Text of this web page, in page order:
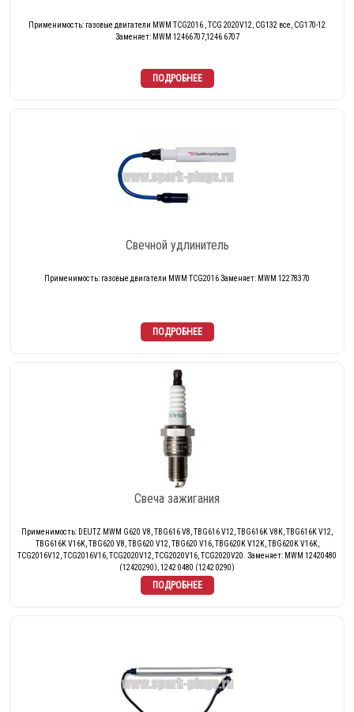
Применимость: газовые двигатели MWM TCG2016 , TCG 2020V12, CG132 все, CG170-12
Заменяет: MWM 12466707,1246 6707
Свечной удлинитель
Применимость: газовые двигатели MWM TCG2016 Заменяет: MWM 12278370
Свеча зажигания
Применимость: DEUTZ MWM G620 V8, TBG616 V8, TBG616 V12, TBG616K V8K, TBG616K V12,
TBG616K V16K, TBG620 V8, TBG620 V12, TBG620 V16, TBG620K V12K, TBG620K V16K,
TCG2016V12, TCG2016V16, TCG2020V12, TCG2020V16, TCG2020V20. Заменяет: MWM 12420480
(12420290), 1242 0480 (1242 0290)